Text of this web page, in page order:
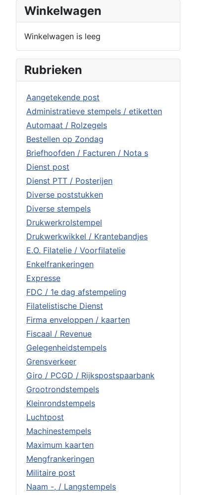
Winkelwagen
Winkelwagen is leeg
Rubrieken
Aangetekende post
Administratieve stempels / etiketten
Automaat / Rolzegels
Bestellen op Zondag
Briefhoofden / Facturen / Nota s
Dienst post
Dienst PTT / Posterijen
Diverse poststukken
Diverse stempels
Drukwerkrolstempel
Drukwerkwikkel / Krantebandjes
E.O. Filatelie / Voorfilatelie
Enkelfrankeringen
Expresse
FDC / 1e dag afstempeling
Filatelistische Dienst
Firma enveloppen / kaarten
Fiscaal / Revenue
Gelegenheidstempels
Grensverkeer
Giro / PCGD / Rijkspostspaarbank
Grootrondstempels
Kleinrondstempels
Luchtpost
Machinestempels
Maximum kaarten
Mengfrankeringen
Militaire post
Naam -, / Langstempels